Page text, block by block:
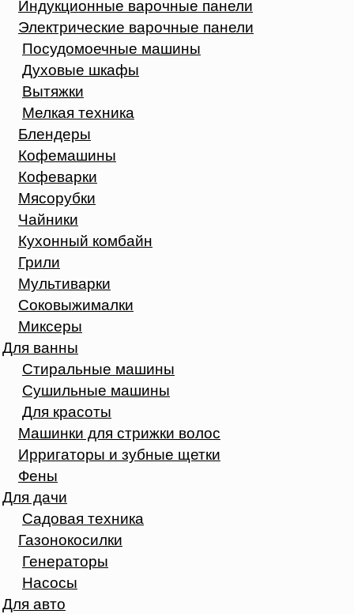
Индукционные варочные панели
Электрические варочные панели
Посудомоечные машины
Духовые шкафы
Вытяжки
Мелкая техника
Блендеры
Кофемашины
Кофеварки
Мясорубки
Чайники
Кухонный комбайн
Грили
Мультиварки
Соковыжималки
Миксеры
Для ванны
Стиральные машины
Сушильные машины
Для красоты
Машинки для стрижки волос
Ирригаторы и зубные щетки
Фены
Для дачи
Садовая техника
Газонокосилки
Генераторы
Насосы
Для авто